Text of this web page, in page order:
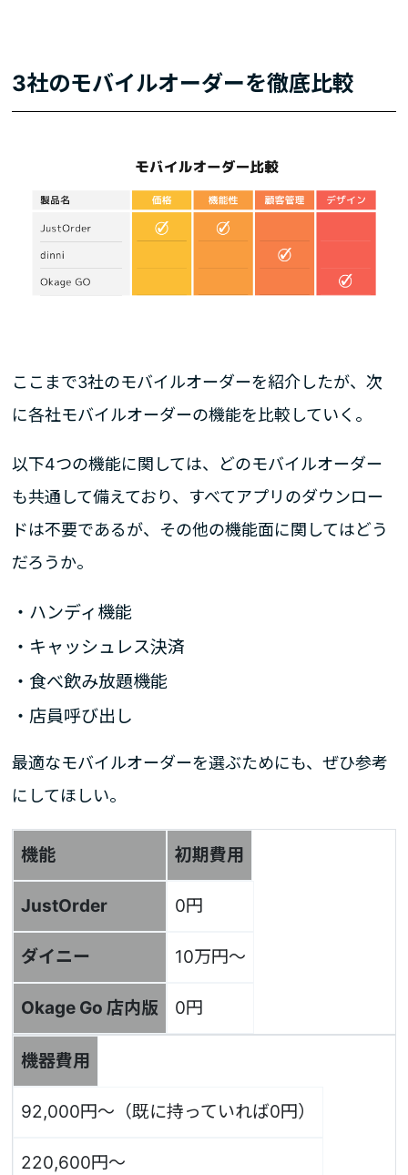
3社のモバイルオーダーを徹底比較
ここまで3社のモバイルオーダーを紹介したが、次
に各社モバイルオーダーの機能を比較していく。
以下4つの機能に関しては、どのモバイルオーダー
も共通して備えており、すべてアプリのダウンロー
ドは不要であるが、その他の機能面に関してはどう
だろうか。
・ハンディ機能
・キャッシュレス決済
・食べ飲み放題機能
・店員呼び出し
最適なモバイルオーダーを選ぶためにも、ぜひ参考
にしてほしい。
機能
JustOrder
ダイニー
Okage Go 店内版
初期費用
0円
10万円～
0円
機器費用
92,000円～（既に持っていれば0円）
220,600円～